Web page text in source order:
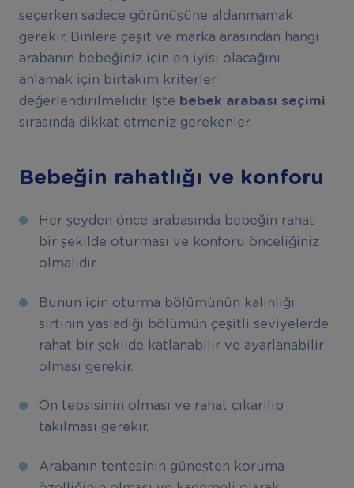
seçerken sadece görünüşüne aldanmamak
gerekir. Binlere çeşit ve marka arasından hangi
arabanın bebeğiniz için en iyisi olacağını
anlamak için birtakım kriterler
değerlendirilmelidir. İşte bebek arabası seçimi
sırasında dikkat etmeniz gerekenler.
Bebeğin rahatlığı ve konforu
Her şeyden önce arabasında bebeğin rahat
bir şekilde oturması ve konforu önceliğiniz
olmalıdır.
Bunun için oturma bölümünün kalınlığı,
sırtının yasladığı bölümün çeşitli seviyelerde
rahat bir şekilde katlanabilir ve ayarlanabilir
olması gerekir.
Ön tepsisinin olması ve rahat çıkarılıp
takılması gerekir.
Arabanın tentesinin güneşten koruma